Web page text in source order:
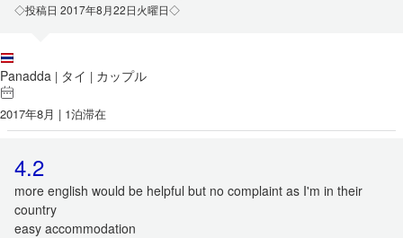
◇投稿日 2017年8月22日火曜日◇
Panadda | タイ | カップル
2017年8月 | 1泊滞在
4.2
more english would be helpful but no complaint as I'm in their
country
easy accommodation